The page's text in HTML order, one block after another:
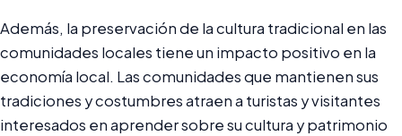
Además, la preservación de la cultura tradicional en las
comunidades locales tiene un impacto positivo en la
economía local. Las comunidades que mantienen sus
tradiciones y costumbres atraen a turistas y visitantes
interesados en aprender sobre su cultura y patrimonio